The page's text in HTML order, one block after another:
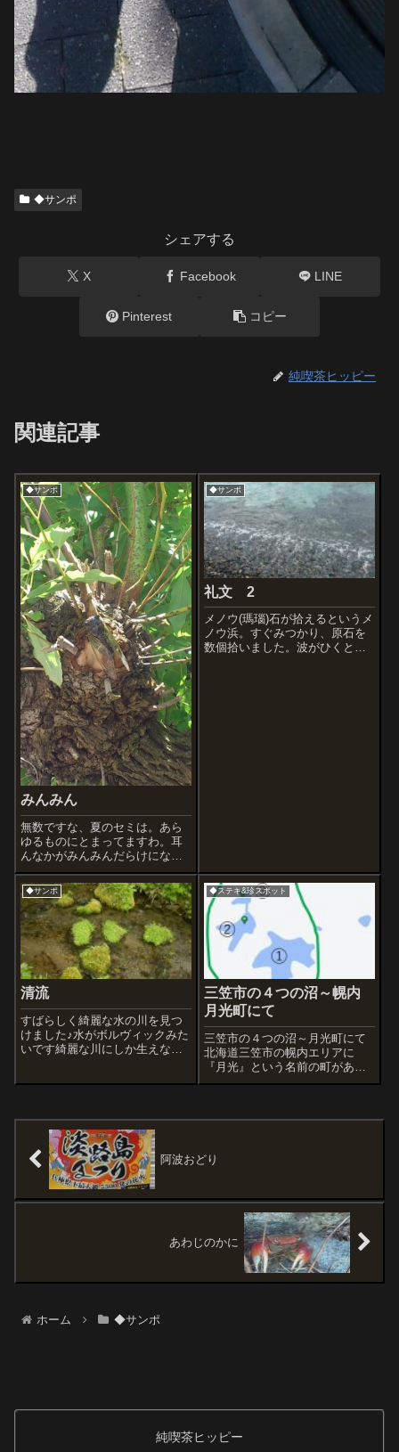
◆サンポ
シェアする
X Facebook LINE
Pinterest コピー
純喫茶ヒッピー
関連記事
◆サンポ
みんみん
無数ですな、夏のセミは。あら
ゆるものにとまってますわ。耳
んなかがみんみんだらけになっ
てます。一週間ぐらいの天寿を
まっとうしたせみくんたちはも
路上にゴロゴロ、「あ、松ぼっ
くりでも踏んだかな」と思うと
奴らってこともしばしば。虫を
踏むの大嫌いなん...
◆サンポ
礼文 2
メノウ(瑪瑙)石が拾えるというメ
ノウ浜。すぐみつかり、原石を
数個拾いました。波がひくと
◆サンポ
清流
すばらしく綺麗な水の川を見つ
けました♪水がボルヴィックみた
いです綺麗な川にしか生えない
◆ステキ&珍スポット
三笠市の４つの沼～幌内
月光町にて
三笠市の４つの沼～月光町にて
北海道三笠市の幌内エリアに
『月光』という名前の町があり
ます。なぜ月光なのかは勉強不
か惹かれちゃう。そして惹かれ
『沼』があるんです...
阿波おどり
あわじのかに
ホーム ◆サンポ
純喫茶ヒッピー